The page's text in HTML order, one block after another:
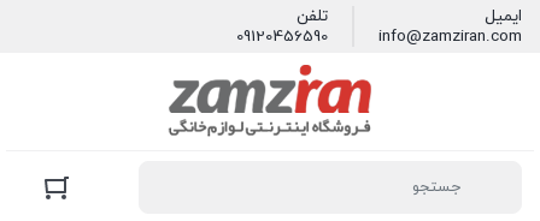
ایمیل
info@zamziran.com
تلفن
09120456590